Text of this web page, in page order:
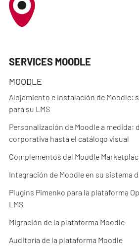
SERVICES MOODLE
MOODLE
Alojamiento e instalación de Moodle:
para su LMS
Personalización de Moodle a medida:
corporativa hasta el catálogo visual
Complementos del Moodle
Integración de Moodle en su sistema
Plugins Pimenko para la plataforma
LMS
Migración de la plataforma Moodle
Auditoría de la plataforma Moodle